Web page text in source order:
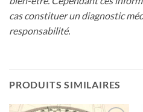
cas constituer un diagnostic
responsabilité.
PRODUITS SIMILAIRES